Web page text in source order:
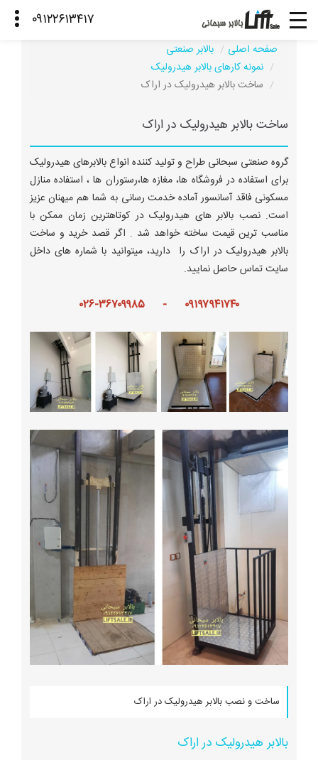
صفحه اصلی
بالابر صنعتی
نمونه کارهای بالابر هیدرولیک
ساخت بالابر هیدرولیک در اراک
ساخت بالابر هیدرولیک در اراک
گروه صنعتی سبحانی طراح و تولید کننده انواع بالابرهای هیدرولیک
برای استفاده در فروشگاه ها، مغازه ها،رستوران ها ، استفاده منازل
مسکونی فاقد آسانسور آماده خدمت رسانی به شما هم میهنان عزیز
است. نصب بالابر های هیدرولیک در کوتاهترین زمان ممکن با
مناسب ترین قیمت ساخته خواهد شد . اگر قصد خرید و ساخت
بالابر هیدرولیک در اراک را دارید، میتوانید با شماره های داخل
سایت تماس حاصل نمایید.
۰۹۱۹۷۹۴۱۷۴۰ - ۰۲۶-۳۶۷۰۹۹۸۵
ساخت و نصب بالابر هیدرولیک در اراک
بالابر هیدرولیک در اراک